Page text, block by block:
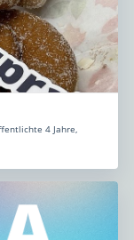
4 Jahre,